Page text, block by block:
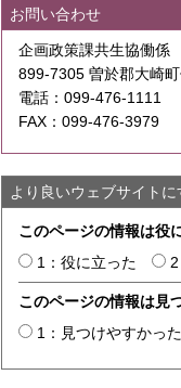
お問い合わせ
企画政策課共生協働係
899-7305 曽於郡大崎
電話：099-476-1111
FAX：099-476-3979
より良いウェブサイト
このページの情報は役
1：役に立った
2
このページの情報は見
1：見つけやすかった